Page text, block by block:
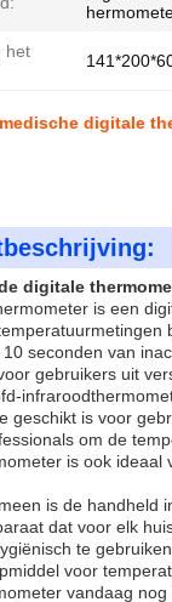
het
digitale
digitale
is een
seconden van
gebruikers uit
geschikt is voor
om de
is ook
is de handheld
dat voor elk
te
voor
vandaag